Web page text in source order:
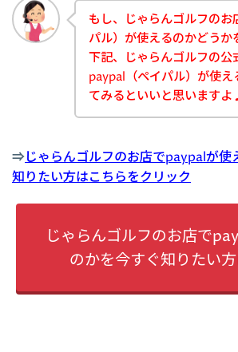
もし、じゃらんゴルフのお
パル）が使えるのかどうか
下記、じゃらんゴルフの公
paypal（ペイパル）が使え
てみるといいと思いますよ
⇒じゃらんゴルフのお店でpaypalが使
知りたい方はこちらをクリック
じゃらんゴルフのお店で
のかを今すぐ知りたい